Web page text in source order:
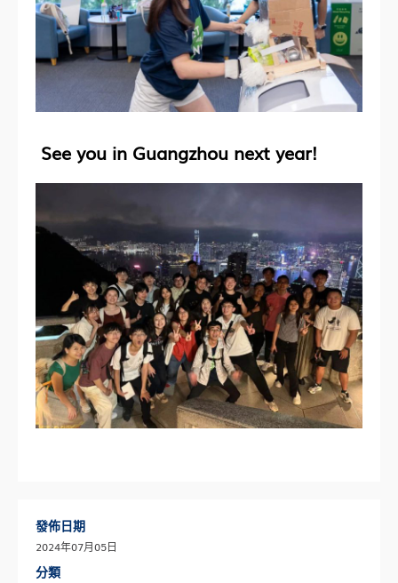
See you in Guangzhou next year!
發佈日期
2024年07月05日
分類